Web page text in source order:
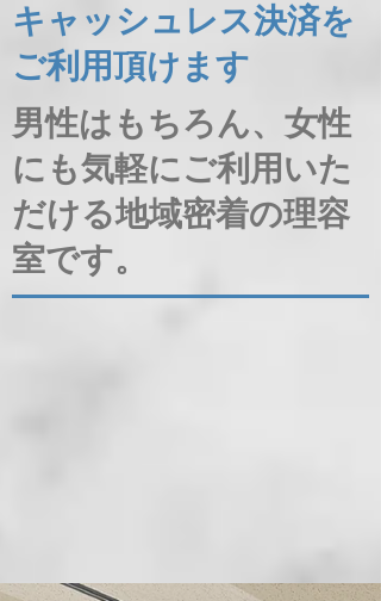
​キャッシュレス決済を
ご利用頂けます
男性はもちろん、女性
にも気軽にご利用いた
だける地域密着の理容
室です。